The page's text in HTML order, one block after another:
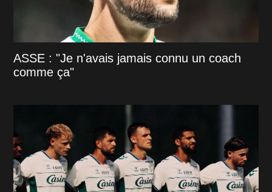
ASSE : "Je n'avais jamais connu un coach
comme ça"